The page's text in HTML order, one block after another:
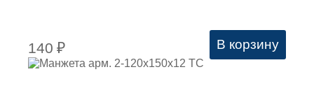
140 ₽ В корзину